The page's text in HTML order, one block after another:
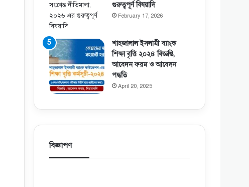
গুরুত্বপূর্ণ বিষয়াদি
February 17, 2026
শাহজালাল ইসলামী ব্যাংক
শিক্ষা বৃত্তি ২০২৪ বিজ্ঞপ্তি,
আবেদন ফরম ও আবেদন
পদ্ধতি
April 20, 2025
বিজ্ঞাপণ